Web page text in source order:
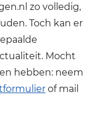
zo volledig,
Toch kan er
Mocht
hebben: neem
of mail